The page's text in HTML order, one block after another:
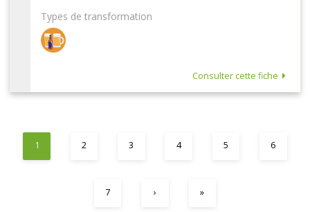
Types de transformation
Consulter cette fiche
1 2 3 4 5 6
7 › »